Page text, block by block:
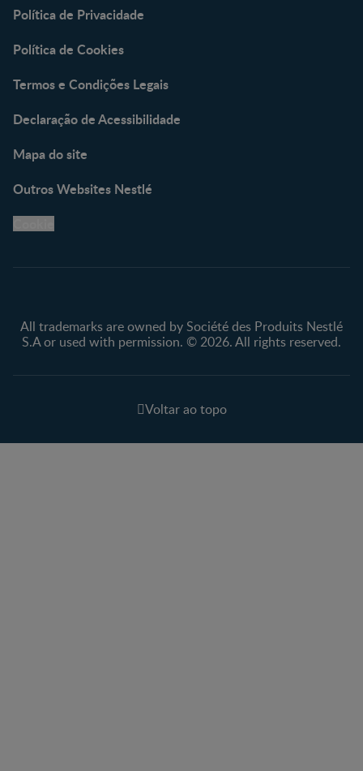
Política de Privacidade
Política de Cookies
Termos e Condições Legais
Declaração de Acessibilidade
Mapa do site
Outros Websites Nestlé
All trademarks are owned by Société des Produits Nestlé
S.A or used with permission. © 2026. All rights reserved.
Voltar ao topo